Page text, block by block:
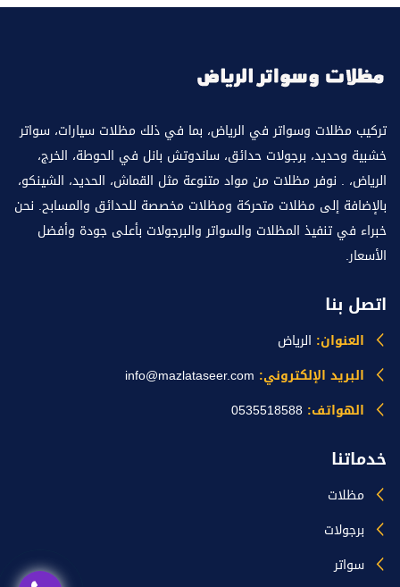
تركيب مظلات وسواتر في الرياض، بما في ذلك مظلات سيارات، سواتر
خشبية وحديد، برجولات حدائق، ساندوتش بانل في الحوطة، الخرج،
الرياض، . نوفر مظلات من مواد متنوعة مثل القماش، الحديد، الشينكو،
بالإضافة إلى مظلات متحركة ومظلات مخصصة للحدائق والمسابح. نحن
خبراء في تنفيذ المظلات والسواتر والبرجولات بأعلى جودة وأفضل
الأسعار.
اتصل بنا
العنوان: الرياض
البريد الإلكتروني: info@mazlataseer.com
الهواتف: 0535518588
خدماتنا
مظلات
برجولات
سواتر